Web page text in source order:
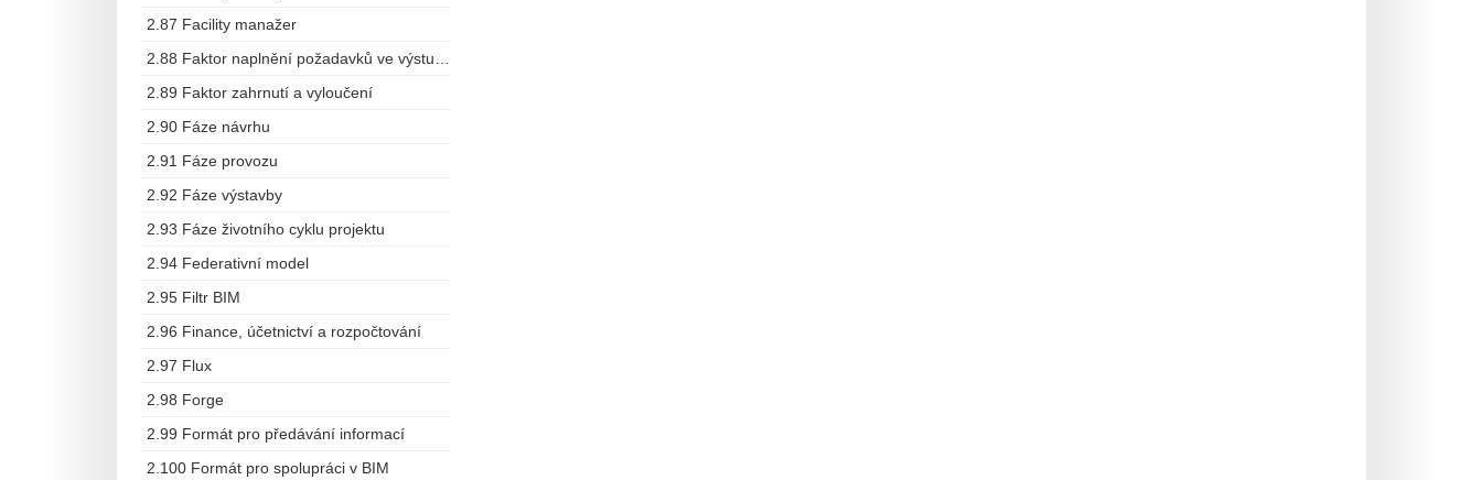
2.87 Facility manažer
2.89 Faktor zahrnutí a vyloučení
2.90 Fáze návrhu
2.91 Fáze provozu
2.92 Fáze výstavby
2.93 Fáze životního cyklu projektu
2.94 Federativní model
2.95 Filtr BIM
2.96 Finance, účetnictví a rozpočtování
2.97 Flux
2.98 Forge
2.99 Formát pro předávání informací
2.100 Formát pro spolupráci v BIM